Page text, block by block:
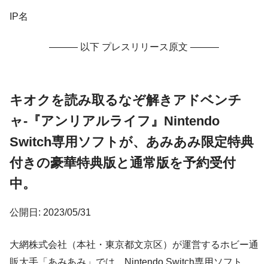
IP名
——— 以下 プレスリリース原文 ———
キオクを読み取るなぞ解きアドベンチ
ャ-『アンリアルライフ』Nintendo
Switch専用ソフトが、あみあみ限定特典
付きの豪華特典版と通常版を予約受付
中。
公開日: 2023/05/31
大網株式会社（本社・東京都文京区）が運営するホビー通
販大手「あみあみ」では、Nintendo Switch専用ソフト